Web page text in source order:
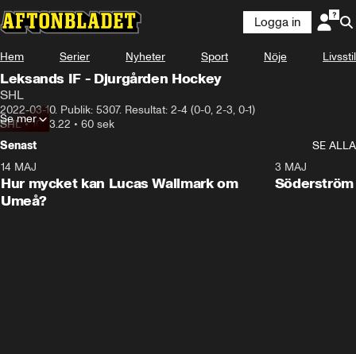
Logga in
Hem Serier Nyheter Sport Nöje Livsstil
Leksands IF - Djurgården Hockey
SHL
2022-03-10. Publik: 5307. Resultat: 2-4 (0-0, 2-3, 0-1)
SHL•10.03.22 • 60 sek
Se mer
Senast
SE ALLA
Plus
14 MAJ
Hur mycket kan Lucas Wallmark om
Umeå?
3 MAJ